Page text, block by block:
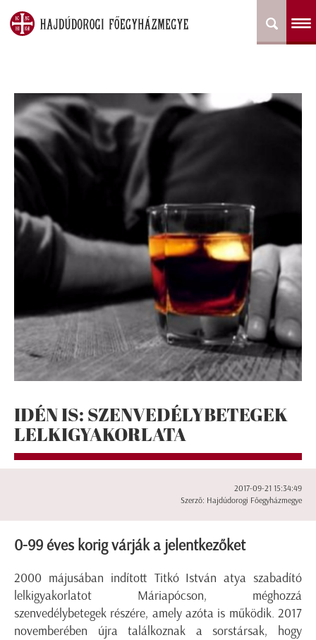
IDÉN IS: SZENVEDÉLYBETEGEK
LELKIGYAKORLATA
2017-09-21 15:34:49
Szerző: Hajdúdorogi Főegyházmegye
0-99 éves korig várják a jelentkezőket
2000 májusában indított Titkó István atya szabadító
lelkigyakorlatot Máriapócson, méghozzá
szenvedélybetegek részére, amely azóta is működik. 2017
novemberében újra találkoznak a sorstársak, hogy